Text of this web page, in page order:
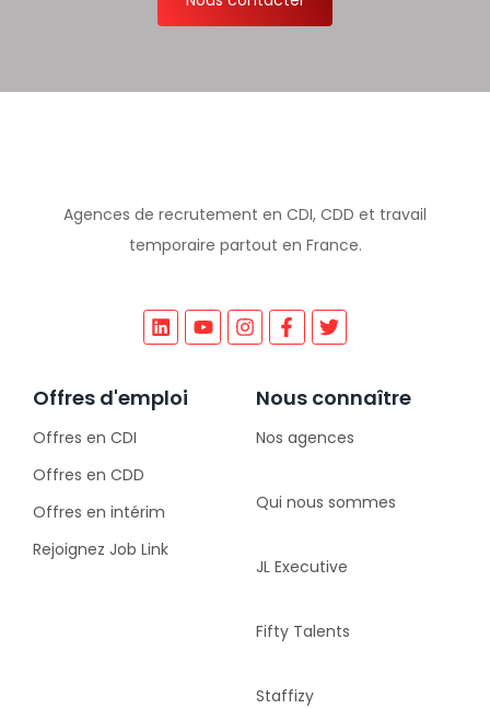
Agences de recrutement en CDI, CDD et travail
temporaire partout en France.
Offres d'emploi
Offres en CDI
Offres en CDD
Offres en intérim
Rejoignez Job Link
Nous connaître
Nos agences
Qui nous sommes
JL Executive
Fifty Talents
Staffizy